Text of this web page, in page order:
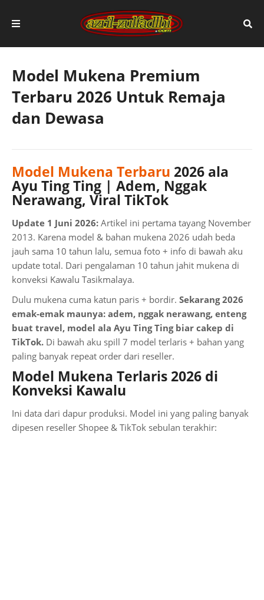
Model Mukena Premium
Terbaru 2026 Untuk Remaja
dan Dewasa
Model Mukena Terbaru 2026 ala
Ayu Ting Ting | Adem, Nggak
Nerawang, Viral TikTok
Update 1 Juni 2026: Artikel ini pertama tayang November
2013. Karena model & bahan mukena 2026 udah beda
jauh sama 10 tahun lalu, semua foto + info di bawah aku
update total. Dari pengalaman 10 tahun jahit mukena di
konveksi Kawalu Tasikmalaya.
Dulu mukena cuma katun paris + bordir. Sekarang 2026
emak-emak maunya: adem, nggak nerawang, enteng
buat travel, model ala Ayu Ting Ting biar cakep di
TikTok. Di bawah aku spill 7 model terlaris + bahan yang
paling banyak repeat order dari reseller.
Model Mukena Terlaris 2026 di
Konveksi Kawalu
Ini data dari dapur produksi. Model ini yang paling banyak
dipesen reseller Shopee & TikTok sebulan terakhir: